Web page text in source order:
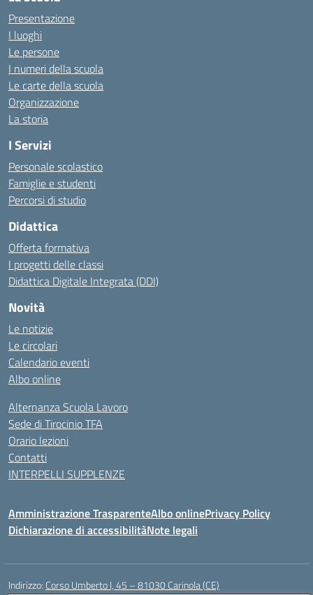
Presentazione
I luoghi
Le persone
I numeri della scuola
Le carte della scuola
Organizzazione
La storia
I Servizi
Personale scolastico
Famiglie e studenti
Percorsi di studio
Didattica
Offerta formativa
I progetti delle classi
Didattica Digitale Integrata (DDI)
Novità
Le notizie
Le circolari
Calendario eventi
Albo online
Alternanza Scuola Lavoro
Sede di Tirocinio TFA
Orario lezioni
Contatti
INTERPELLI SUPPLENZE
Amministrazione TrasparenteAlbo onlinePrivacy Policy
Dichiarazione di accessibilitàNote legali
Indirizzo: Corso Umberto I, 45 – 81030 Carinola (CE)